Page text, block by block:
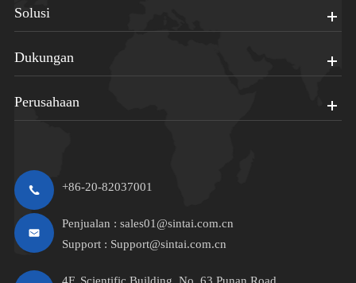
Solusi
Dukungan
Perusahaan
+86-20-82037001
Penjualan : sales01@sintai.com.cn
Support : Support@sintai.com.cn
4F, Scientific Building, No. 63 Punan Road,